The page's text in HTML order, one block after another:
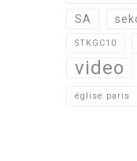
SA
STKGC10
video
église paris